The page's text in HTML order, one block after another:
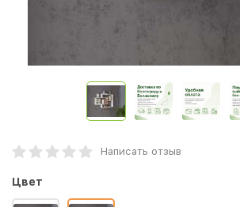
Написать отзыв
Цвет